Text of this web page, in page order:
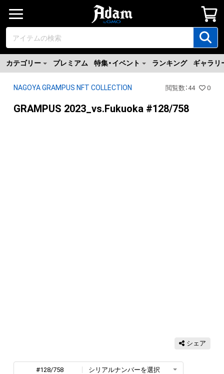
カテゴリー プレミアム 特集・イベント ランキング ギャラリ
NAGOYA GRAMPUS NFT COLLECTION 閲覧数 ：44 0
GRAMPUS 2023_vs.Fukuoka #128/758
シェア
#128/758 シリアルナンバーを選択